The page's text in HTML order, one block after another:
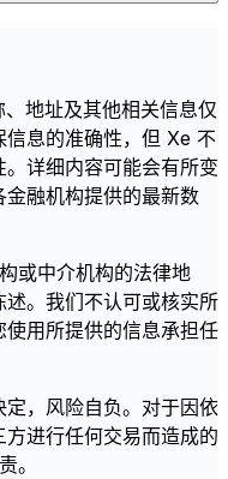
地址及其他相关信息仅
息的准确性，但 Xe 不
详细内容可能会有所变
融机构提供的最新数
或中介机构的法律地
。我们不认可或核实所
用所提供的信息承担任
，风险自负。对于因依
进行任何交易而造成的
。